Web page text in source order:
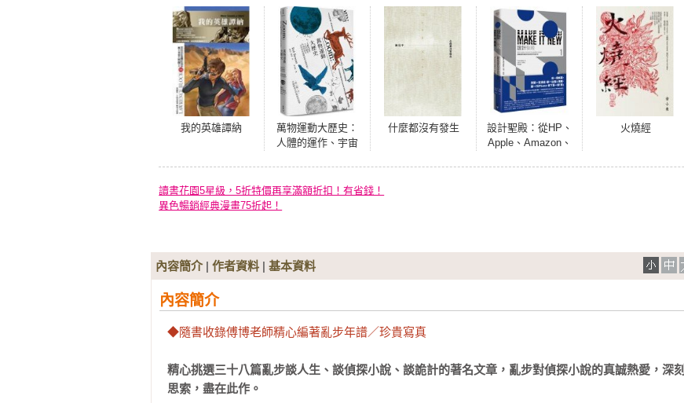
我的英雄譚納
萬物運動大歷史：
人體的運作、宇宙
如何改變世界？
什麼都沒有發生
設計聖殿：從HP、
Apple、Amazon、
火燒經
讀書花園5星級，5折特價再享滿額折扣！有省錢！
異色暢銷經典漫畫75折起！
內容簡介| 作者資料 | 基本資料
內容簡介
◆隨書收錄傅博老師精心編著亂步年譜／珍貴寫真
精心挑選三十八篇亂步談人生、談偵探小說、談詭計的著名文章，亂步對偵探小說的真誠熱愛，深刻
思索，盡在此作。